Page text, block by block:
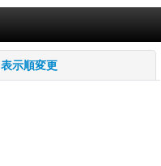
表示順変更